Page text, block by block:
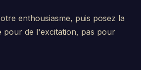
enthousiasme, puis posez la
pour de l'excitation, pas pour